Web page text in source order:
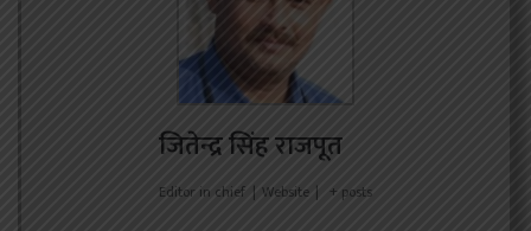
जितेन्द्र सिंह राजपूत
Editor in chief | Website | + posts